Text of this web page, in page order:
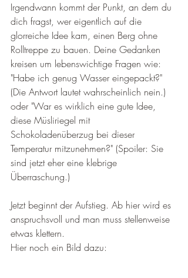
Irgendwann kommt der Punkt, an dem du
dich fragst, wer eigentlich auf die
glorreiche Idee kam, einen Berg ohne
Rolltreppe zu bauen. Deine Gedanken
kreisen um lebenswichtige Fragen wie:
"Habe ich genug Wasser eingepackt?"
(Die Antwort lautet wahrscheinlich nein.)
oder "War es wirklich eine gute Idee,
diese Müsliriegel mit
Schokoladenüberzug bei dieser
Temperatur mitzunehmen?" (Spoiler: Sie
sind jetzt eher eine klebrige
Überraschung.)
Jetzt beginnt der Aufstieg. Ab hier wird es
anspruchsvoll und man muss stellenweise
etwas klettern.
Hier noch ein Bild dazu: